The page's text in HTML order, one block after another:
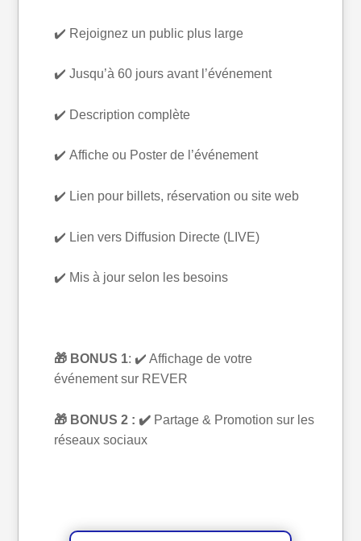
✔️ Rejoignez un public plus large
✔️ Jusqu’à 60 jours avant l’événement
✔️ Description complète
✔️ Affiche ou Poster de l’événement
✔️ Lien pour billets, réservation ou site web
✔️ Lien vers Diffusion Directe (LIVE)
✔️ Mis à jour selon les besoins
🎁 BONUS 1: ✔️ Affichage de votre
événement sur REVER
🎁 BONUS 2 : ✔️ Partage & Promotion sur les
réseaux sociaux